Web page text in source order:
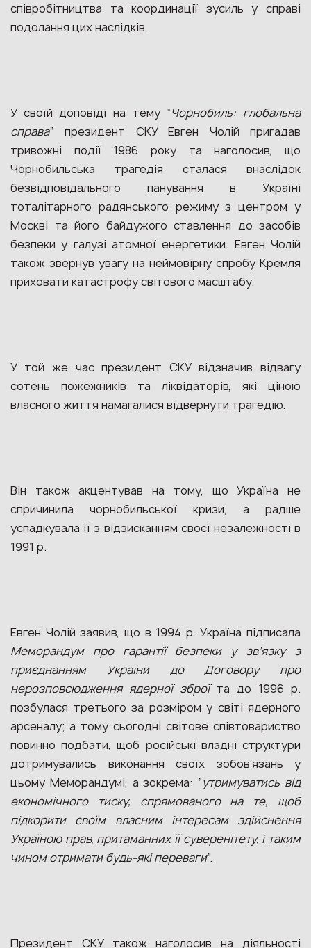
співробітництва та координації зусиль у справі
подолання цих наслідків.
У своїй доповіді на тему “Чорнобиль: глобальна
справа” президент СКУ Евген Чолій пригадав
тривожні події 1986 року та наголосив, що
Чорнобильська трагедія сталася внаслідок
безвідповідального панування в Україні
тоталітарного радянського режиму з центром у
Москві та його байдужого ставлення до засобів
безпеки у галузі атомної енергетики. Евген Чолій
також звернув увагу на неймовірну спробу Кремля
приховати катастрофу світового масштабу.
У той же час президент СКУ відзначив відвагу
сотень пожежників та ліквідаторів, які ціною
власного життя намагалися відвернути трагедію.
Він також акцентував на тому, що Україна не
спричинила чорнобильської кризи, а радше
успадкувала її з відзисканням своєї незалежності в
1991 р.
Евген Чолій заявив, що в 1994 р. Україна підписала
Меморандум про гарантії безпеки у зв’язку з
приєднанням України до Договору про
нерозповсюдження ядерної зброї та до 1996 р.
позбулася третього за розміром у світі ядерного
арсеналу; а тому сьогодні світове співтовариство
повинно подбати, щоб російські владні структури
дотримувались виконання своїх зобов’язань у
цьому Меморандумі, а зокрема: “утримуватись від
економічного тиску, спрямованого на те, щоб
підкорити своїм власним інтересам здійснення
Україною прав, притаманних її суверенітету, і таким
чином отримати будь-які переваги”.
Президент СКУ також наголосив на діяльності